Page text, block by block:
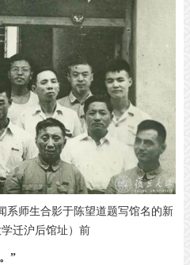
系师生合影于陈望道题写馆名的新
迁沪后馆址）前
”